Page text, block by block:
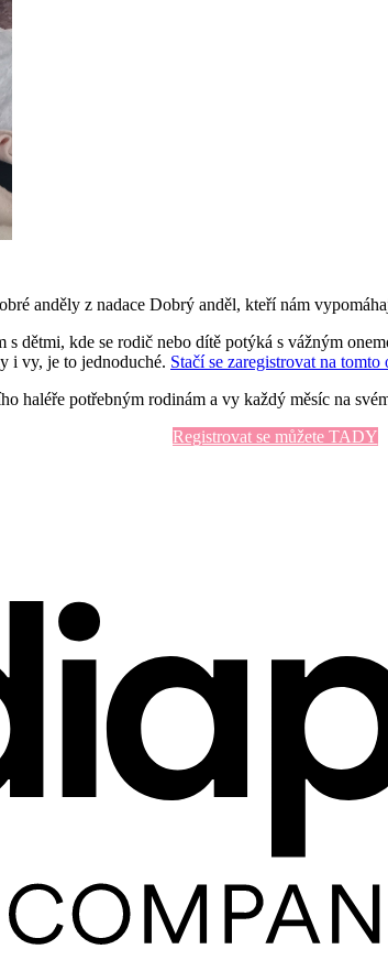
anděly z nadace Dobrý anděl, kteří nám
dětmi, kde se rodič nebo dítě potýká s vážným
i vy, je to jednoduché. Stačí se zaregistrovat na tomto
haléře potřebným rodinám a vy každý měsíc na
Registrovat se můžete TADY